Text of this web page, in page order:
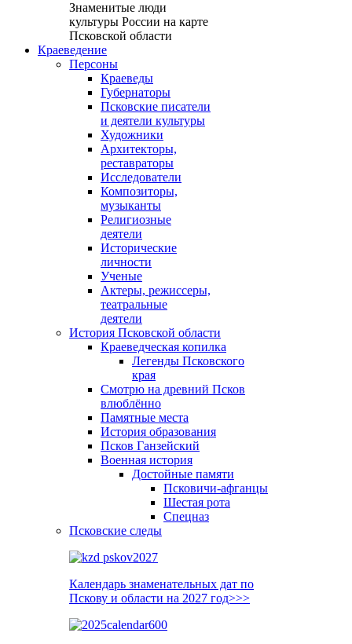
Знаменитые люди
культуры России на карте
Псковской области
Краеведение
Персоны
Краеведы
Губернаторы
Псковские писатели
и деятели культуры
Художники
Архитекторы,
реставраторы
Исследователи
Композиторы,
музыканты
Религиозные
деятели
Исторические
личности
Ученые
Актеры, режиссеры,
театральные
деятели
История Псковской области
Краеведческая копилка
Легенды Псковского
края
Смотрю на древний Псков
влюблённо
Памятные места
История образования
Псков Ганзейский
Военная история
Достойные памяти
Псковичи-афганцы
Шестая рота
Спецназ
Псковские следы
Календарь знаменательных дат по
Пскову и области на 2027 год>>>